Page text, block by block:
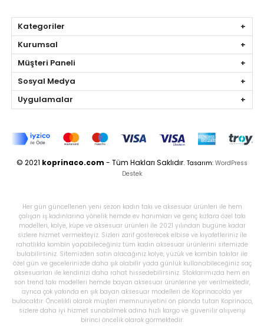
Kategoriler
Kurumsal
Müşteri Paneli
Sosyal Medya
Uygulamalar
© 2021 koprinaco.com - Tüm Hakları Saklıdır. Tasarım: WordPress
Destek
Her gün güncellenen yeni sezon kadın takı ve aksesuar ürünleri ile hem
çalışan iş kadınlarına yönelik hemde ev hanımları ve genç kızlara özel takı
modelleri, kolye, küpe ve aksesuar ürünleri ile 2021 yılından bugüne kadar
sizlere hizmet vermekteyiz. Sizleri zarif gösterecek elbise ve kıyafetleriniz ile
rahatlıkla kombin yapabileceğiniz tüm kadın aksesuar ürünlerini sitemizde
bulabilirsiniz. Sitemizden satın alacağınız kolye, yüzük ve kombin takılar ile
özel gün ve gecelerinizde daha şık olabilir yada günlük kullanabileceğiniz saç
aksesuarları ile kendinizi daha rahat hissedebilirsiniz. Stoklarımızda hem en
son trend takı modelleri hemde bayan aksesuar ürünlerine yer verilmektedir,
ayrıca çok yakında en şık bayan aksesuar modelleri de Koprinaco'da yer
bulacaktır. Öncelikli olarak müşteri memnuniyetini ön planda tutan Koprinaco,
sizlere daha iyi hizmet sunabilmek adına hızlı kargo ve güvenilir alışverişi
birinci öncelik olarak görmektedir.